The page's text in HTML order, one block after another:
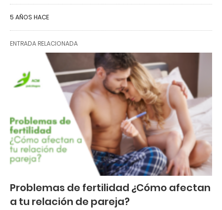
5 AÑOS HACE
ENTRADA RELACIONADA
Problemas de fertilidad ¿Cómo afectan
a tu relación de pareja?